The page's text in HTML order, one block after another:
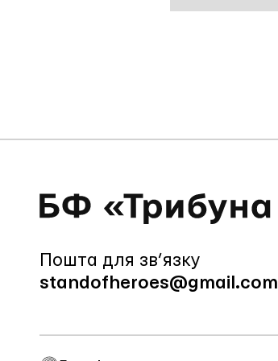
Пошта для зв’язку
standofheroes@gmail.com